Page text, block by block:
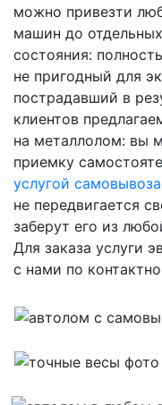
можно привезти
машин до
состояния:
не пригодный для
пострадавший в
клиентов
на металлолом: вы
приемку
услугой самовывоза
не передвигается
заберут его из
Для заказа услуги
с нами по